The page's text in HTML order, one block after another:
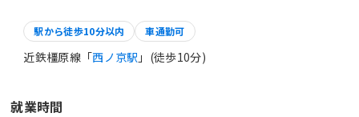
駅から徒歩10分以内 車通勤可
近鉄橿原線「西ノ京駅 」(徒歩10分)
就業時間